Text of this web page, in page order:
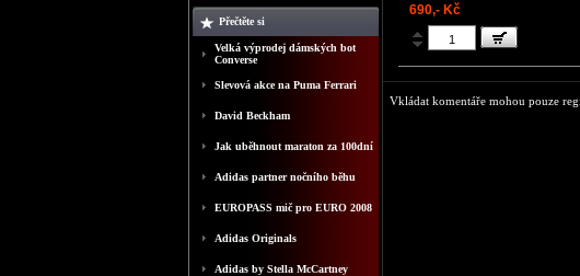
Přečtěte si
Velká výprodej dámských bot
Converse
Slevová akce na Puma Ferrari
David Beckham
Jak uběhnout maraton za 100dní
Adidas partner nočního běhu
EUROPASS mič pro EURO 2008
Adidas Originals
Adidas by Stella McCartney
690,- Kč
Vkládat komentáře mohou pouze